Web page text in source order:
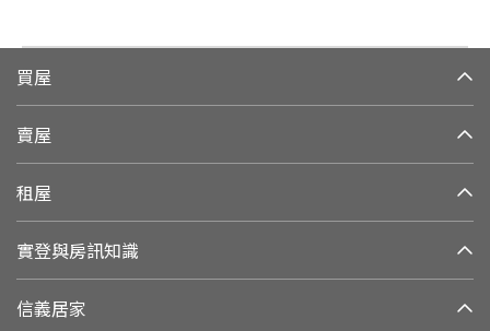
買屋
賣屋
租屋
實登與房訊知識
信義居家